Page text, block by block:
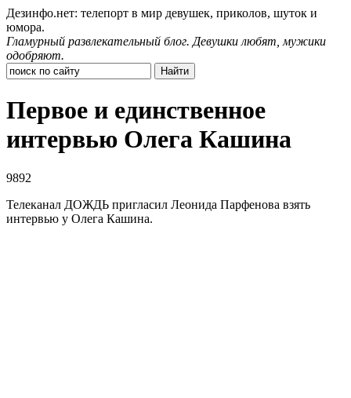
Дезинфо.нет: телепорт в мир девушек, приколов, шуток и
юмора.
Гламурный развлекательный блог. Девушки любят, мужики
одобряют.
Первое и единственное
интервью Олега Кашина
9892
Телеканал ДОЖДЬ пригласил Леонида Парфенова взять
интервью у Олега Кашина.